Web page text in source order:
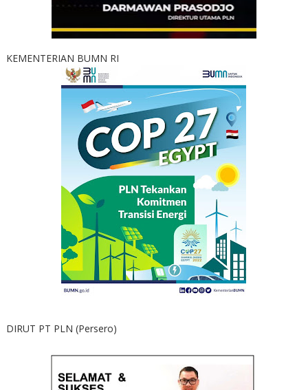
KEMENTERIAN BUMN RI
DIRUT PT PLN (Persero)